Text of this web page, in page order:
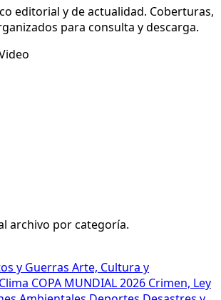
editorial y de actualidad. Coberturas,
para consulta y descarga.
archivo por categoría.
y Guerras Arte, Cultura y
Clima COPA MUNDIAL 2026 Crimen, Ley